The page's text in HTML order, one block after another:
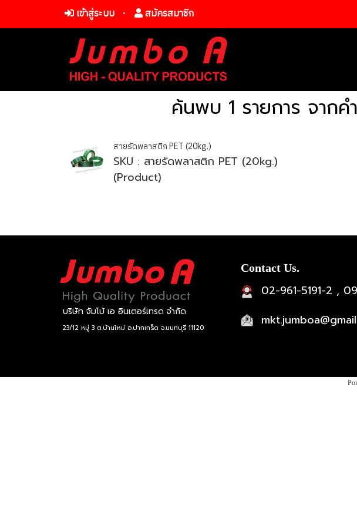
เข้าสู่ระบบ สมัครสมาชิก
ค้นพบ 1 รายการ จาก
สายรัดพลาสติก PET (20kg.)
SKU : สายรัดพลาสติก PET (20kg.)
(Product)
บริษัท จัมโบ้ เอ อินเตอร์เทรด จำกัด
23/12 หมู่ 3 ต.บ้านใหม่ อ.ปากเกร็ด จ.นนทบุรี 11120
Contact Us.
02-961-5191-2 ,